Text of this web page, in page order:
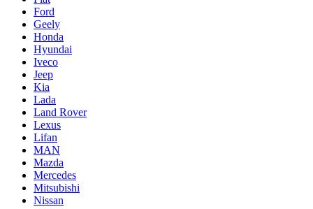
Ford
Geely
Honda
Hyundai
Iveco
Jeep
Kia
Lada
Land Rover
Lexus
Lifan
MAN
Mazda
Mercedes
Mitsubishi
Nissan